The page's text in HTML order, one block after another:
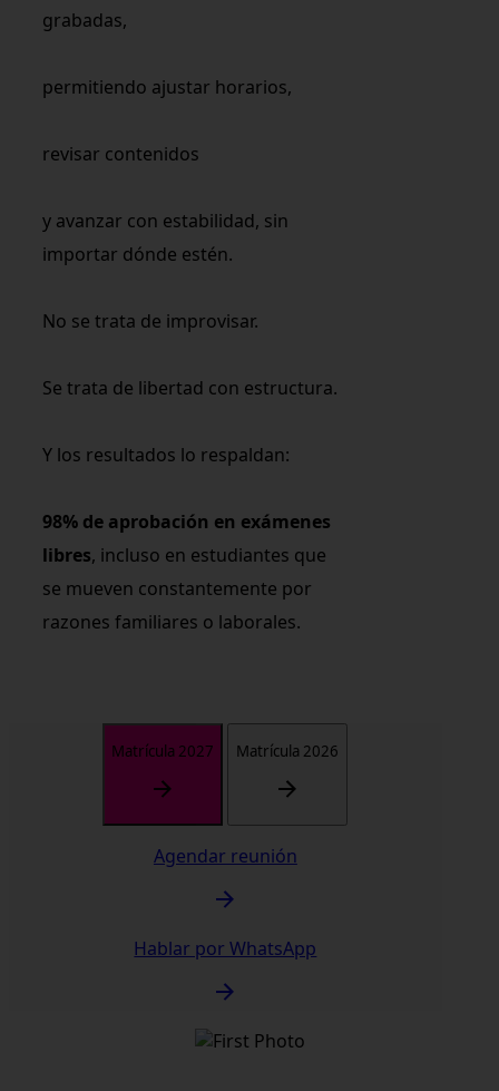
grabadas,
permitiendo ajustar horarios,
revisar contenidos
y avanzar con estabilidad, sin
importar dónde estén.
No se trata de improvisar.
Se trata de libertad con estructura.
Y los resultados lo respaldan:
98% de aprobación en exámenes
libres, incluso en estudiantes que
se mueven constantemente por
razones familiares o laborales.
Matrícula 2027 Matrícula 2026
Agendar reunión
Hablar por WhatsApp